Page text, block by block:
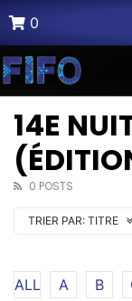
0
14E
0 POSTS
TRIER PAR: TITRE
ALL A B